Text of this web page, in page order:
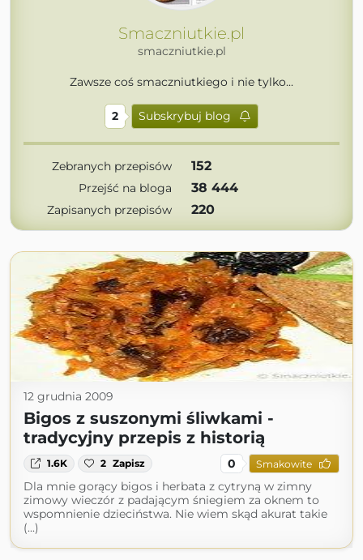
Smaczniutkie.pl
smaczniutkie.pl
Zawsze coś smaczniutkiego i nie tylko...
2 Subskrybuj blog
Zebranych przepisów 152
Przejść na bloga 38 444
Zapisanych przepisów 220
12 grudnia 2009
Bigos z suszonymi śliwkami -
tradycyjny przepis z historią
1.6K 2 Zapisz 0 Smakowite
Dla mnie gorący bigos i herbata z cytryną w zimny
zimowy wieczór z padającym śniegiem za oknem to
wspomnienie dzieciństwa. Nie wiem skąd akurat takie
(...)